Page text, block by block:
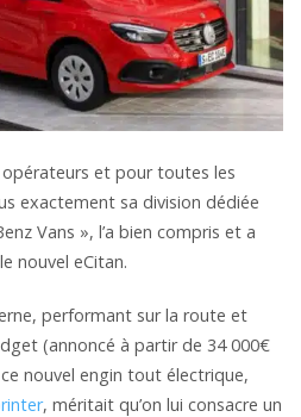
et pour toutes les
exactement sa division dédiée
Vans », l’a bien compris et a
nouvel eCitan.
performant sur la route et
(annoncé à partir de 34 000€
nouvel engin tout électrique,
, méritait qu’on lui consacre un